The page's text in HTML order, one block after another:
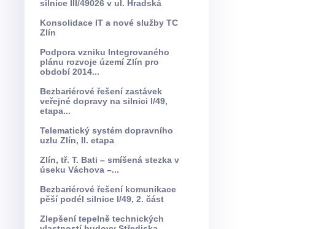
silnice III/49026 v ul. Hradská
Konsolidace IT a nové služby TC
Zlín
Podpora vzniku Integrovaného
plánu rozvoje území Zlín pro
období 2014...
Bezbariérové řešení zastávek
veřejné dopravy na silnici I/49,
etapa...
Telematický systém dopravního
uzlu Zlín, II. etapa
Zlín, tř. T. Bati – smíšená stezka v
úseku Váchova –...
Bezbariérové řešení komunikace
pěší podél silnice I/49, 2. část
Zlepšení tepelně technických